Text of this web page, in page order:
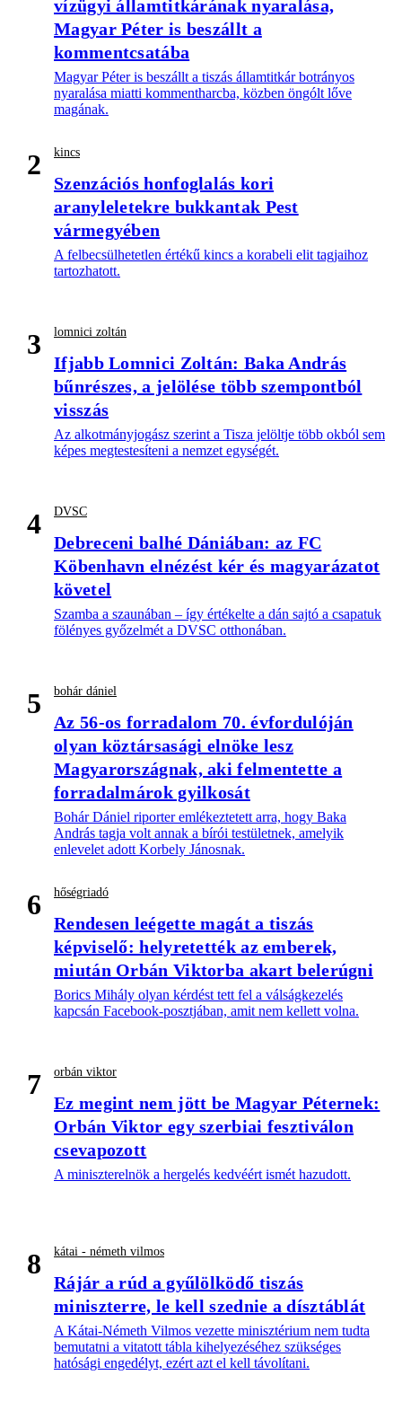
vízügyi államtitkárának nyaralása,
Magyar Péter is beszállt a
kommentcsatába
Magyar Péter is beszállt a tiszás államtitkár botrányos
nyaralása miatti kommentharcba, közben öngólt lőve
magának.
2 kincs
Szenzációs honfoglalás kori
aranyleletekre bukkantak Pest
vármegyében
A felbecsülhetetlen értékű kincs a korabeli elit tagjaihoz
tartozhatott.
3 lomnici zoltán
Ifjabb Lomnici Zoltán: Baka András
bűnrészes, a jelölése több szempontból
visszás
Az alkotmányjogász szerint a Tisza jelöltje több okból sem
képes megtestesíteni a nemzet egységét.
4 DVSC
Debreceni balhé Dániában: az FC
Köbenhavn elnézést kér és magyarázatot
követel
Szamba a szaunában – így értékelte a dán sajtó a csapatuk
fölényes győzelmét a DVSC otthonában.
5 bohár dániel
Az 56-os forradalom 70. évfordulóján
olyan köztársasági elnöke lesz
Magyarországnak, aki felmentette a
forradalmárok gyilkosát
Bohár Dániel riporter emlékeztetett arra, hogy Baka
András tagja volt annak a bírói testületnek, amelyik
enlevelet adott Korbely Jánosnak.
6 hőségriadó
Rendesen leégette magát a tiszás
képviselő: helyretették az emberek,
miután Orbán Viktorba akart belerúgni
Borics Mihály olyan kérdést tett fel a válságkezelés
kapcsán Facebook-posztjában, amit nem kellett volna.
7 orbán viktor
Ez megint nem jött be Magyar Péternek:
Orbán Viktor egy szerbiai fesztiválon
csevapozott
A miniszterelnök a hergelés kedvéért ismét hazudott.
8 kátai - németh vilmos
Rájár a rúd a gyűlölködő tiszás
miniszterre, le kell szednie a dísztáblát
A Kátai-Németh Vilmos vezette minisztérium nem tudta
bemutatni a vitatott tábla kihelyezéséhez szükséges
hatósági engedélyt, ezért azt el kell távolítani.